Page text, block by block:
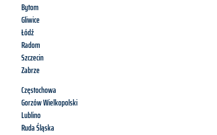
Bytom
Gliwice
Łódź
Radom
Szczecin
Zabrze
Częstochowa
Gorzów Wielkopolski
Lublino
Ruda Śląska